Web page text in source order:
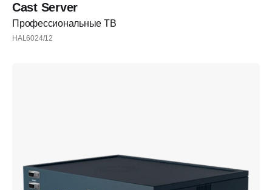
Cast Server
Профессиональные ТВ
HAL6024/12